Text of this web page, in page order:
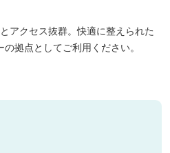
アクセス抜群。快適に整えられた
拠点としてご利用ください。